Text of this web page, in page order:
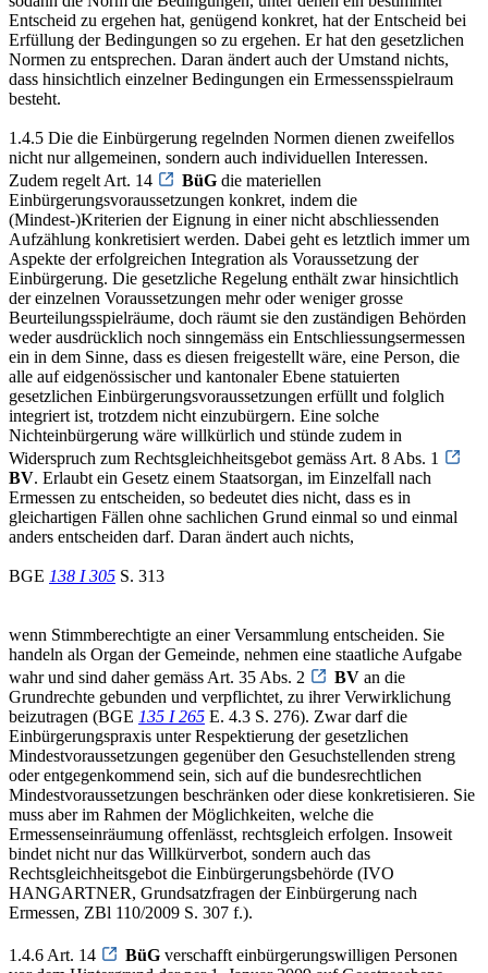
Entscheid zu ergehen hat, genügend konkret, hat der Entscheid bei
Erfüllung der Bedingungen so zu ergehen. Er hat den gesetzlichen
Normen zu entsprechen. Daran ändert auch der Umstand nichts,
dass hinsichtlich einzelner Bedingungen ein Ermessensspielraum
besteht.
1.4.5 Die die Einbürgerung regelnden Normen dienen zweifellos
nicht nur allgemeinen, sondern auch individuellen Interessen.
Zudem regelt Art. 14
BüG die materiellen
Einbürgerungsvoraussetzungen konkret, indem die
(Mindest-)Kriterien der Eignung in einer nicht abschliessenden
Aufzählung konkretisiert werden. Dabei geht es letztlich immer um
Aspekte der erfolgreichen Integration als Voraussetzung der
Einbürgerung. Die gesetzliche Regelung enthält zwar hinsichtlich
der einzelnen Voraussetzungen mehr oder weniger grosse
Beurteilungsspielräume, doch räumt sie den zuständigen Behörden
weder ausdrücklich noch sinngemäss ein Entschliessungsermessen
ein in dem Sinne, dass es diesen freigestellt wäre, eine Person, die
alle auf eidgenössischer und kantonaler Ebene statuierten
gesetzlichen Einbürgerungsvoraussetzungen erfüllt und folglich
integriert ist, trotzdem nicht einzubürgern. Eine solche
Nichteinbürgerung wäre willkürlich und stünde zudem in
Widerspruch zum Rechtsgleichheitsgebot gemäss Art. 8 Abs. 1
BV. Erlaubt ein Gesetz einem Staatsorgan, im Einzelfall nach
Ermessen zu entscheiden, so bedeutet dies nicht, dass es in
gleichartigen Fällen ohne sachlichen Grund einmal so und einmal
anders entscheiden darf. Daran ändert auch nichts,
BGE 138 I 305 S. 313
wenn Stimmberechtigte an einer Versammlung entscheiden. Sie
handeln als Organ der Gemeinde, nehmen eine staatliche Aufgabe
wahr und sind daher gemäss Art. 35 Abs. 2
BV an die
Grundrechte gebunden und verpflichtet, zu ihrer Verwirklichung
beizutragen (BGE 135 I 265 E. 4.3 S. 276). Zwar darf die
Einbürgerungspraxis unter Respektierung der gesetzlichen
Mindestvoraussetzungen gegenüber den Gesuchstellenden streng
oder entgegenkommend sein, sich auf die bundesrechtlichen
Mindestvoraussetzungen beschränken oder diese konkretisieren. Sie
muss aber im Rahmen der Möglichkeiten, welche die
Ermessenseinräumung offenlässt, rechtsgleich erfolgen. Insoweit
bindet nicht nur das Willkürverbot, sondern auch das
Rechtsgleichheitsgebot die Einbürgerungsbehörde (IVO
HANGARTNER, Grundsatzfragen der Einbürgerung nach
Ermessen, ZBl 110/2009 S. 307 f.).
1.4.6 Art. 14 BüG verschafft einbürgerungswilligen Personen